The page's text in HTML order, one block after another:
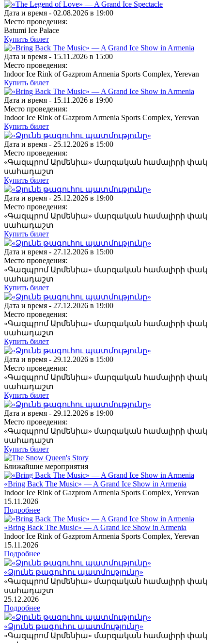
Дата и время - 02.08.2026 в 19:00
Место проведения:
Batumi Ice Palace
Купить билет
Дата и время - 15.11.2026 в 15:00
Место проведения:
Indoor Ice Rink of Gazprom Armenia Sports Complex, Yerevan
Купить билет
Дата и время - 15.11.2026 в 19:00
Место проведения:
Indoor Ice Rink of Gazprom Armenia Sports Complex, Yerevan
Купить билет
Дата и время - 25.12.2026 в 15:00
Место проведения:
«Գազպրոմ Արմենիա» մարզական համալիրի փակ
սահադաշտ
Купить билет
Дата и время - 25.12.2026 в 19:00
Место проведения:
«Գազպրոմ Արմենիա» մարզական համալիրի փակ
սահադաշտ
Купить билет
Дата и время - 27.12.2026 в 15:00
Место проведения:
«Գազպրոմ Արմենիա» մարզական համալիրի փակ
սահադաշտ
Купить билет
Дата и время - 27.12.2026 в 19:00
Место проведения:
«Գազպրոմ Արմենիա» մարզական համալիրի փակ
սահադաշտ
Купить билет
Дата и время - 29.12.2026 в 15:00
Место проведения:
«Գազպրոմ Արմենիա» մարզական համալիրի փակ
սահադաշտ
Купить билет
Дата и время - 29.12.2026 в 19:00
Место проведения:
«Գազպրոմ Արմենիա» մարզական համալիրի փակ
սահադաշտ
Купить билет
Ближайшие мероприятия
«Bring Back The Music» — A Grand Ice Show in Armenia
Indoor Ice Rink of Gazprom Armenia Sports Complex, Yerevan
15.11.2026
Подробнее
«Bring Back The Music» — A Grand Ice Show in Armenia
Indoor Ice Rink of Gazprom Armenia Sports Complex, Yerevan
15.11.2026
Подробнее
«Ձյունե թագուհու պատմությունը»
«Գազպրոմ Արմենիա» մարզական համալիրի փակ
սահադաշտ
25.12.2026
Подробнее
«Ձյունե թագուհու պատմությունը»
«Գազպրոմ Արմենիա» մարզական համալիրի փակ